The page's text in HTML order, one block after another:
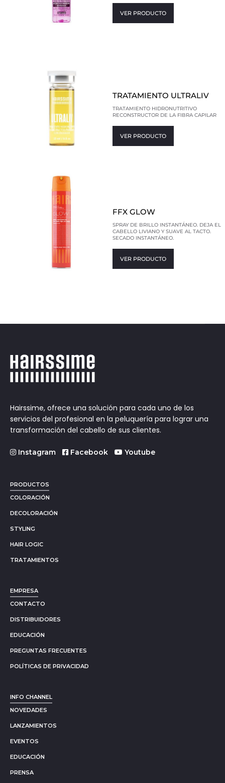
VER PRODUCTO
TRATAMIENTO ULTRALIV
TRATAMIENTO HIDRONUTRITIVO
RECONSTRUCTOR DE LA FIBRA CAPILAR
VER PRODUCTO
FFX GLOW
SPRAY DE BRILLO INSTANTÁNEO. DEJA EL
CABELLO LIVIANO Y SUAVE AL TACTO.
SECADO INSTANTÁNEO.
VER PRODUCTO
Hairssime, ofrece una solución para cada uno de los
servicios del profesional en la peluquería para lograr una
transformación del cabello de sus clientes.
Instagram Facebook Youtube
PRODUCTOS
COLORACIÓN
DECOLORACIÓN
STYLING
HAIR LOGIC
TRATAMIENTOS
EMPRESA
CONTACTO
DISTRIBUIDORES
EDUCACIÓN
PREGUNTAS FRECUENTES
POLÍTICAS DE PRIVACIDAD
INFO CHANNEL
NOVEDADES
LANZAMIENTOS
EVENTOS
EDUCACIÓN
PRENSA